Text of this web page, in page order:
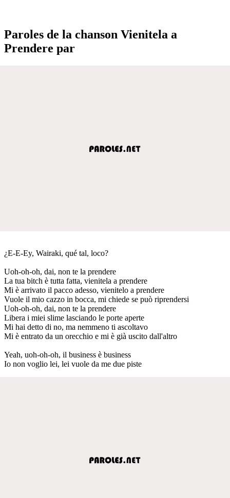
Paroles de la chanson Vienitela a
Prendere par
¿E-E-Ey, Wairaki, qué tal, loco?
Uoh-oh-oh, dai, non te la prendere
La tua bitch è tutta fatta, vienitela a prendere
Mi è arrivato il pacco adesso, vienitelo a prendere
Vuole il mio cazzo in bocca, mi chiede se può riprendersi
Uoh-oh-oh, dai, non te la prendere
Libera i miei slime lasciando le porte aperte
Mi hai detto di no, ma nemmeno ti ascoltavo
Mi è entrato da un orecchio e mi è già uscito dall'altro
Yeah, uoh-oh-oh, il business è business
Io non voglio lei, lei vuole da me due piste